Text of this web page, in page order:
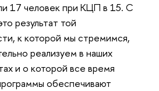
17 человек при КЦП в 15. С
результат той
к которой мы стремимся,
реализуем в наших
и о которой все время
обеспечивают